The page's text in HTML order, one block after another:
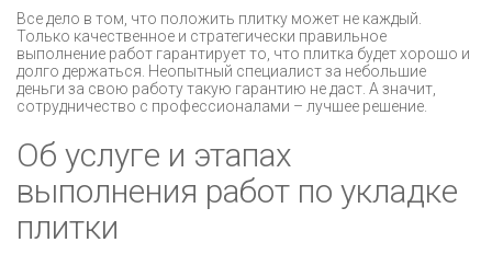
Все дело в том, что положить плитку может не каждый.
Только качественное и стратегически правильное
выполнение работ гарантирует то, что плитка будет хорошо и
долго держаться. Неопытный специалист за небольшие
деньги за свою работу такую гарантию не даст. А значит,
сотрудничество с профессионалами – лучшее решение.
Об услуге и этапах
выполнения работ по укладке
плитки